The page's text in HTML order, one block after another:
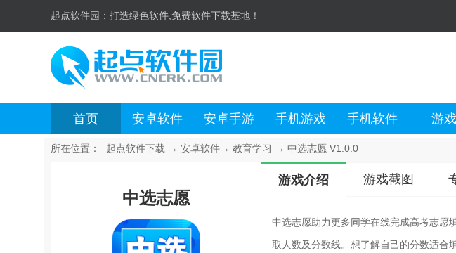
起点软件园： 打造绿色软件,免费软件下载基地！
首页 安卓软件 安卓手游 手机游戏 手机软件 游戏
所在位置： 起点软件下载 → 安卓软件→ 教育学习 → 中选志愿 V1.0.0
中选志愿
游戏介绍 游戏截图
中选志愿助力更多同学在线完成高考志愿
取人数及分数线。想了解自己的分数适合